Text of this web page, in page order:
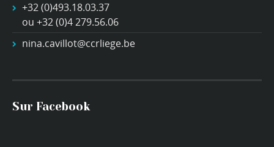
+32 (0)493.18.03.37
ou +32 (0)4 279.56.06
nina.cavillot@ccrliege.be
Sur Facebook